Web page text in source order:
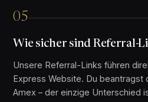
05
Wie sicher sind Referral-
Unsere Referral-Links führen
Express Website. Du beantragst
Amex – der einzige Unterschied